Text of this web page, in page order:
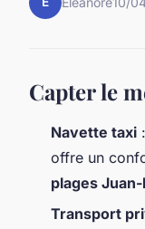
Capter le
Navette taxi
offre un
plages
Transport